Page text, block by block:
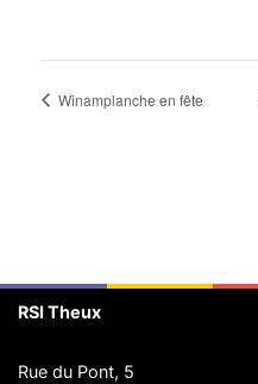
Winamplanche en fête
RSI Theux
Rue du Pont, 5